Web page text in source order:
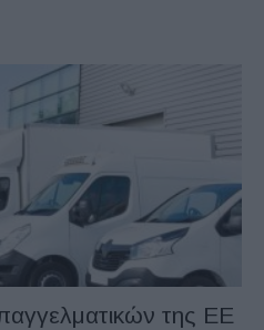
της ΕΕ